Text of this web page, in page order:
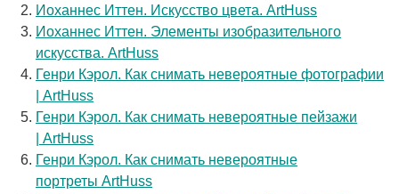
Иоханнес Иттен. Искусство цвета. ArtHuss
Иоханнес Иттен. Элементы изобразительного
искусства. ArtHuss
Генри Кэрол. Как снимать невероятные фотографии
| ArtHuss
Генри Кэрол. Как снимать невероятные пейзажи
| ArtHuss
Генри Кэрол. Как снимать невероятные
портреты ArtHuss